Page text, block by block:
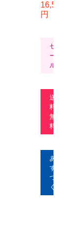
16,500
円
セ
ー
ル
送
料
無
料
あ
す
つ
く